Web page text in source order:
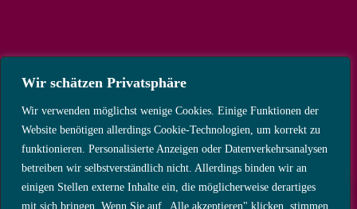
Wir schätzen Privatsphäre
Wir verwenden möglichst wenige Cookies. Einige Funktionen der
Website benötigen allerdings Cookie-Technologien, um korrekt zu
funktionieren. Personalisierte Anzeigen oder Datenverkehrsanalysen
betreiben wir selbstverständlich nicht. Allerdings binden wir an
einigen Stellen externe Inhalte ein, die möglicherweise derartiges
mit sich bringen. Wenn Sie auf „Alle akzeptieren" klicken, stimmen